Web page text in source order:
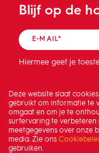
Deze website slaat
gebruikt om informatie te
omgaat en om je te
surfervaring te verbeteren
meetgegevens over onze
media. Zie ons
gebruiken.
Blijf op de
Hiermee geef je